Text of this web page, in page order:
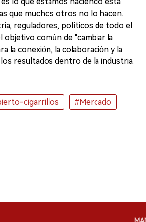
que muchos otros no lo hacen.
reguladores, políticos de todo el
objetivo común de "cambiar la
la conexión, la colaboración y la
resultados dentro de la industria.
cigarrillos
#Mercado